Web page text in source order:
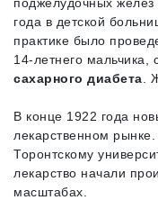
года в детской
практике было
14-летнего
сахарного диабета .
В конце 1922 года
лекарственном
Торонтскому
лекарство начали
масштабах.